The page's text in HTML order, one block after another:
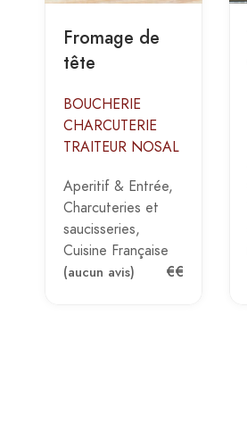
Fromage de
tête
BOUCHERIE
CHARCUTERIE
TRAITEUR NOSAL
Aperitif & Entrée
Charcuteries et
saucisseries
Cuisine Française
(aucun avis)
€€